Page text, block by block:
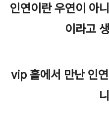
인연이란 우연이 아
이라고
vip 홀에서 만난 인